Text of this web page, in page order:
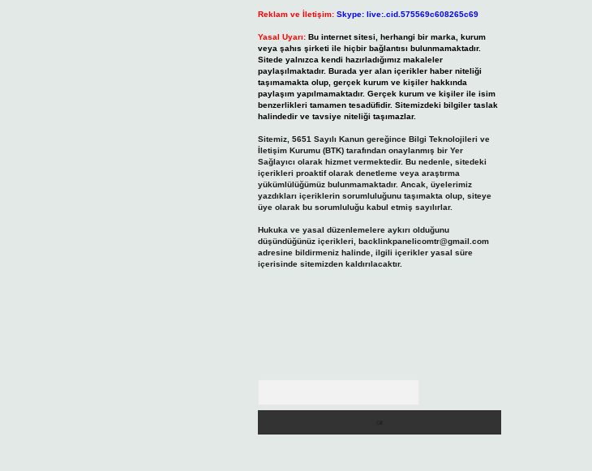
Reklam ve İletişim: Skype: live:.cid.575569c608265c69
Yasal Uyarı: Bu internet sitesi, herhangi bir marka, kurum
veya şahıs şirketi ile hiçbir bağlantısı bulunmamaktadır.
Sitede yalnızca kendi hazırladığımız makaleler
paylaşılmaktadır. Burada yer alan içerikler haber niteliği
taşımamakta olup, gerçek kurum ve kişiler hakkında
paylaşım yapılmamaktadır. Gerçek kurum ve kişiler ile isim
benzerlikleri tamamen tesadüfidir. Sitemizdeki bilgiler taslak
halindedir ve tavsiye niteliği taşımazlar.
Sitemiz, 5651 Sayılı Kanun gereğince Bilgi Teknolojileri ve
İletişim Kurumu (BTK) tarafından onaylanmış bir Yer
Sağlayıcı olarak hizmet vermektedir. Bu nedenle, sitedeki
içerikleri proaktif olarak denetleme veya araştırma
yükümlülüğümüz bulunmamaktadır. Ancak, üyelerimiz
yazdıkları içeriklerin sorumluluğunu taşımakta olup, siteye
üye olarak bu sorumluluğu kabul etmiş sayılırlar.
Hukuka ve yasal düzenlemelere aykırı olduğunu
düşündüğünüz içerikleri, backlinkpanelicomtr@gmail.com
adresine bildirmeniz halinde, ilgili içerikler yasal süre
içerisinde sitemizden kaldırılacaktır.